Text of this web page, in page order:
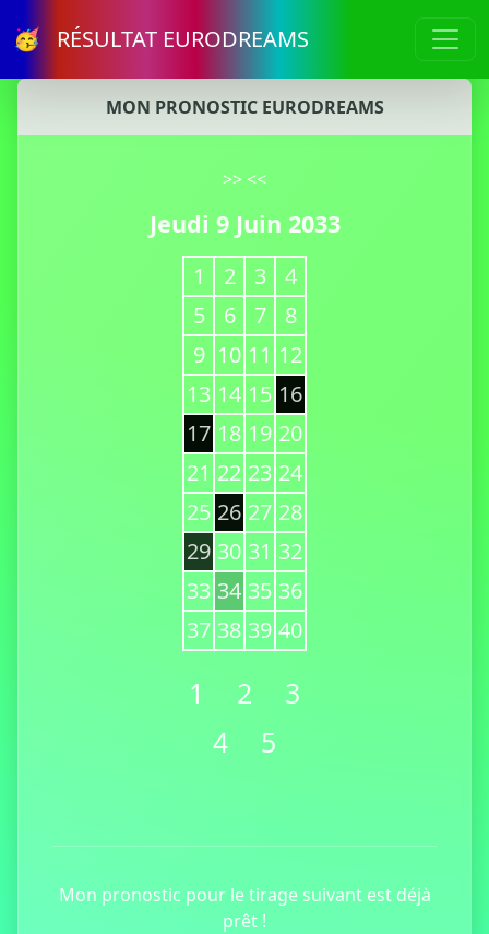
🥳 RÉSULTAT EURODREAMS
MON PRONOSTIC EURODREAMS
>> <<
Jeudi 9 Juin 2033
1 2 3
4
5
6 7
8
9 10 11 12
13 14 15 16
17 18 19 20
21 22 23 24
25 26 27 28
29 30 31 32
33 34 35 36
37 38 39 40
1 2
3
4
5
Mon pronostic pour le tirage suivant est déjà
prêt !